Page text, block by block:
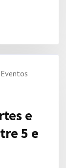
Eventos
e
5 e